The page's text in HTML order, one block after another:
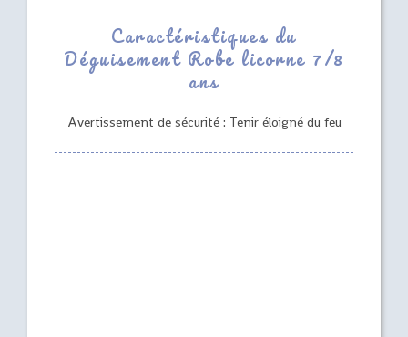
Caractéristiques du
Déguisement Robe licorne 7/8
ans
Avertissement de sécurité : Tenir éloigné du feu